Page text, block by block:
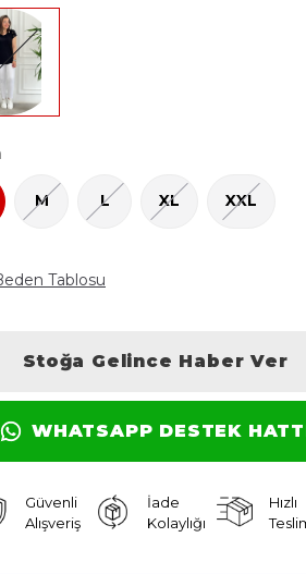
M L XL XXL
Tablosu
Stoğa Gelince Haber Ver
WHATSAPP DESTEK
Güvenli
Alışveriş
İade
Kolaylığı
Hızlı